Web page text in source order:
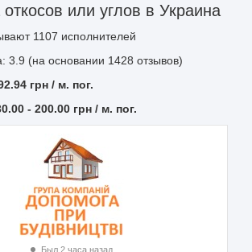
откосов или углов в Украина
1107 исполнителей
3.9 (на основании 1428 отзывов)
грн / м. пог.
- 200.00 грн / м. пог.
Был 2 часа назад